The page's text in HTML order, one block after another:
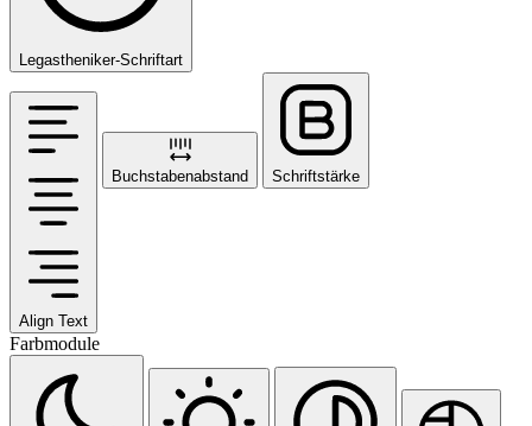
Legastheniker-Schriftart
Align Text
Buchstabenabstand Schriftstärke
Farbmodule